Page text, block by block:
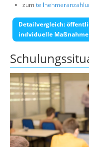
zum
Detailvergleich:
indviduelle